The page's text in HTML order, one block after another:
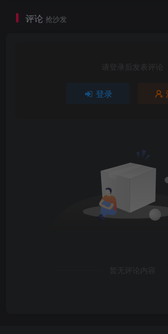
评论 抢沙发
请登录后发表评论
登录
暂无评论内容